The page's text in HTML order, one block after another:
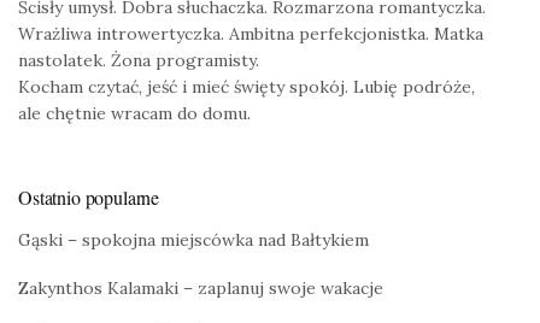
Ścisły umysł. Dobra słuchaczka. Rozmarzona romantyczka.
Wrażliwa introwertyczka. Ambitna perfekcjonistka. Matka
nastolatek. Żona programisty.
Kocham czytać, jeść i mieć święty spokój. Lubię podróże,
ale chętnie wracam do domu.
Ostatnio popularne
Gąski – spokojna miejscówka nad Bałtykiem
Zakynthos Kalamaki – zaplanuj swoje wakacje